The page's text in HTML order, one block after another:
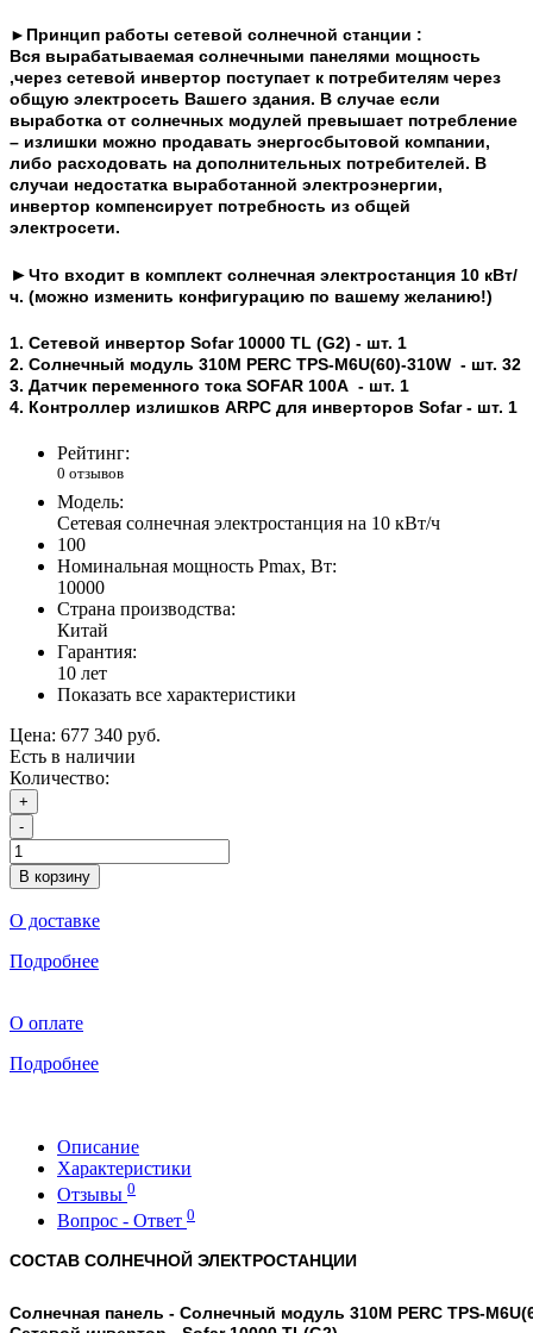
►Принцип работы сетевой солнечной станции :
Вся вырабатываемая солнечными панелями мощность
,через сетевой инвертор поступает к потребителям через
общую электросеть Вашего здания. В случае если
выработка от солнечных модулей превышает потребление
– излишки можно продавать энергосбытовой компании,
либо расходовать на дополнительных потребителей. В
случаи недостатка выработанной электроэнергии,
инвертор компенсирует потребность из общей
электросети.
►Что входит в комплект солнечная электростанция 10 кВт/
ч. (можно изменить конфигурацию по вашему желанию!)
1. Сетевой инвертор Sofar 10000 TL (G2) - шт. 1
2. Солнечный модуль 310М PERC TPS-M6U(60)-310W - шт. 32
3. Датчик переменного тока SOFAR 100А - шт. 1
4. Контроллер излишков ARPC для инверторов Sofar - шт. 1
Рейтинг:
0 отзывов
Модель:
Сетевая солнечная электростанция на 10 кВт/ч
100
Номинальная мощность Pmax, Вт:
10000
Страна производства:
Китай
Гарантия:
10 лет
Показать все характеристики
Цена: 677 340 руб.
Есть в наличии
Количество:
+
-
В корзину
О доставке
Подробнее
О оплате
Подробнее
Описание
Характеристики
Отзывы 0
Вопрос - Ответ 0
СОСТАВ СОЛНЕЧНОЙ ЭЛЕКТРОСТАНЦИИ
Солнечная панель - Солнечный модуль 310М PERC TPS-